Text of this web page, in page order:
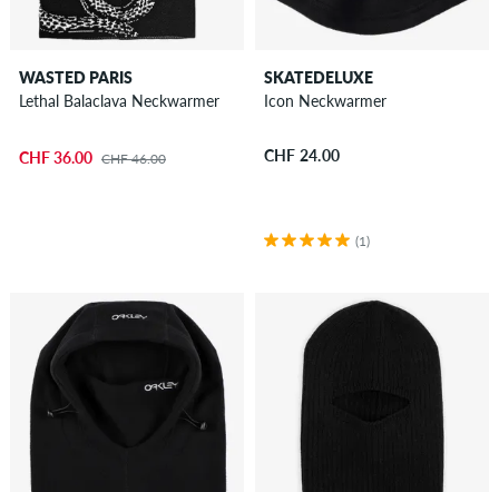
WASTED PARIS
Lethal Balaclava Neckwarmer
CHF 36.00 CHF 46.00
SKATEDELUXE
Icon Neckwarmer
CHF 24.00
(1)